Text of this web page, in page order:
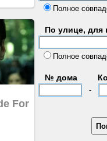
Полное
По улице, для
Полное
№ дома
-